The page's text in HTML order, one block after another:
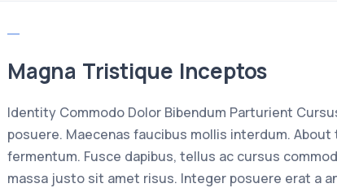
Magna Tristique Inceptos
Identity Commodo Dolor Bibendum Parturient
posuere. Maecenas faucibus mollis interdum.
fermentum. Fusce dapibus, tellus ac cursus
massa justo sit amet risus. Integer posuere erat a